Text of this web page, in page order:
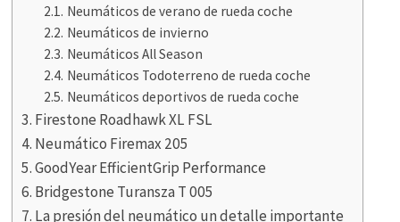
Neumáticos de verano de rueda coche
Neumáticos de invierno
Neumáticos All Season
Neumáticos Todoterreno de rueda coche
Neumáticos deportivos de rueda coche
Firestone Roadhawk XL FSL
Neumático Firemax 205
GoodYear EfficientGrip Performance
Bridgestone Turansza T 005
La presión del neumático un detalle importante